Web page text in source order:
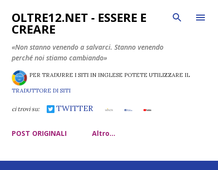
Passa ai contenuti principali
OLTRE12.NET - ESSERE E
CREARE
«Non stanno venendo a salvarci. Stanno venendo
perché noi stiamo cambiando»
PER TRADURRE I SITI IN INGLESE POTETE UTILIZZARE IL
TRADUTTORE DI SITI
ci trovi su: TWITTER
POST ORIGINALI Altro…